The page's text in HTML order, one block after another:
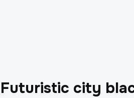
Futuristic city